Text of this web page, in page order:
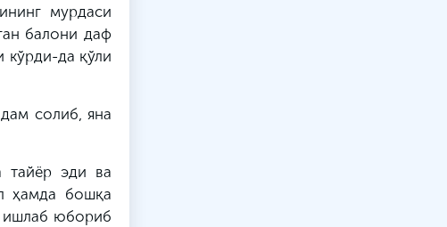
мурдаси
балони даф
кўрди-да қўли
солиб, яна
тайёр эди ва
ҳамда бошқа
ишлаб юбориб